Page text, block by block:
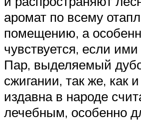
аромат по всему
помещению, а
чувствуется, если
Пар, выделяемый
сжигании, так же, как
издавна в народе
лечебным, особенно